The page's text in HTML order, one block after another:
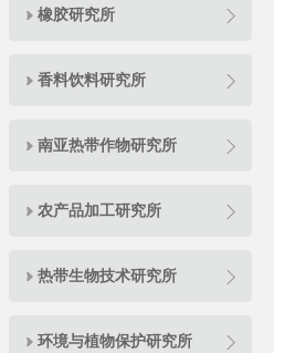
橡胶研究所
香料饮料研究所
南亚热带作物研究所
农产品加工研究所
热带生物技术研究所
环境与植物保护研究所